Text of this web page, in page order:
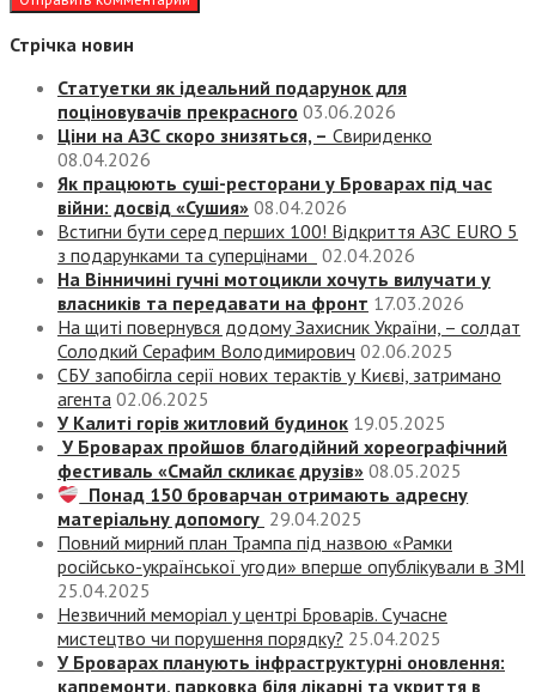
Стрічка новин
Статуетки як ідеальний подарунок для
поціновувачів прекрасного 03.06.2026
Ціни на АЗС скоро знизяться, – Свириденко
08.04.2026
Як працюють суші-ресторани у Броварах під час
війни: досвід «Сушия» 08.04.2026
Встигни бути серед перших 100! Відкриття АЗС EURO 5
з подарунками та суперцінами
02.04.2026
На Вінничині гучні мотоцикли хочуть вилучати у
власників та передавати на фронт 17.03.2026
На щиті повернувся додому Захисник України, – солдат
Солодкий Серафим Володимирович 02.06.2025
СБУ запобігла серії нових терактів у Києві, затримано
агента 02.06.2025
У Калиті горів житловий будинок 19.05.2025
У Броварах пройшов благодійний хореографічний
фестиваль «Смайл скликає друзів» 08.05.2025
Понад 150 броварчан отримають адресну
матеріальну допомогу 29.04.2025
Повний мирний план Трампа під назвою «‎Рамки
російсько-української угоди» вперше опублікували в ЗМІ
25.04.2025
Незвичний меморіал у центрі Броварів. Сучасне
мистецтво чи порушення порядку? 25.04.2025
У Броварах планують інфраструктурні оновлення:
капремонти, парковка біля лікарні та укриття в